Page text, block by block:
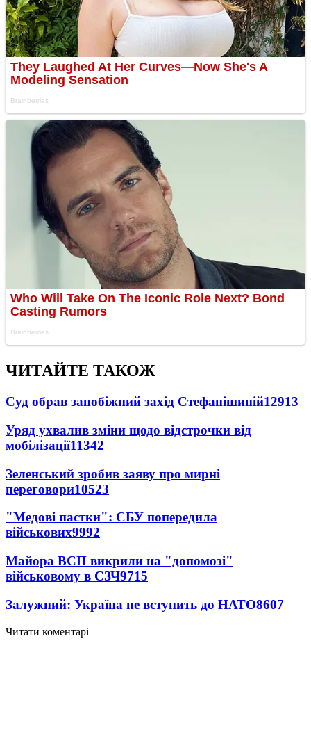
ЧИТАЙТЕ ТАКОЖ
Суд обрав запобіжний захід Стефанішиній12913
Уряд ухвалив зміни щодо відстрочки від
мобілізації11342
Зеленський зробив заяву про мирні
переговори10523
"Медові пастки": СБУ попередила
військових9992
Майора ВСП викрили на "допомозі"
військовому в СЗЧ9715
Залужний: Україна не вступить до НАТО8607
Читати коментарі